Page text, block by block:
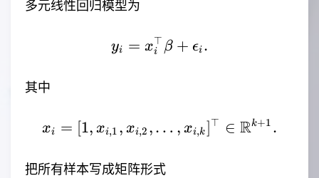
多元线性回归模型为
yi = xi
⊤ β + ϵi .
其中
xi = [1, xi,1 , xi,2 ,… , xi,k]⊤ ∈ Rk+1 .
把所有样本写成矩阵形式